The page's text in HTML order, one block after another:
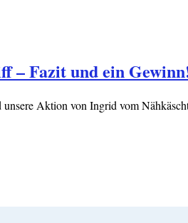
– Fazit und ein
Aktion von Ingrid vom